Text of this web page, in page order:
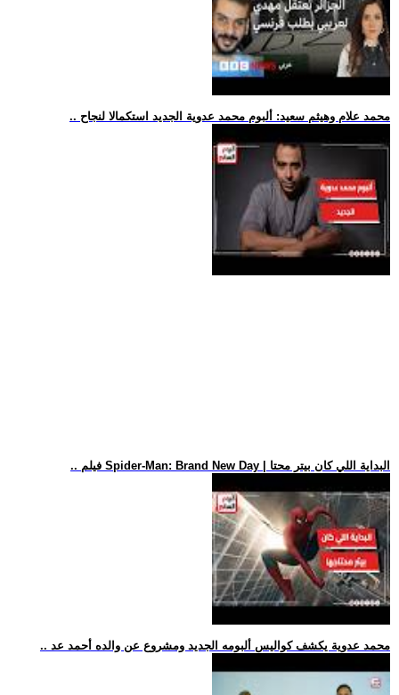
.. محمد علام وهيثم سعيد: ألبوم محمد عدوية الجديد استكمالا لنجاح
.. فيلم Spider-Man: Brand New Day | البداية اللي كان بيتر محتا
.. محمد عدوية يكشف كواليس ألبومه الجديد ومشروع عن والده أحمد عد